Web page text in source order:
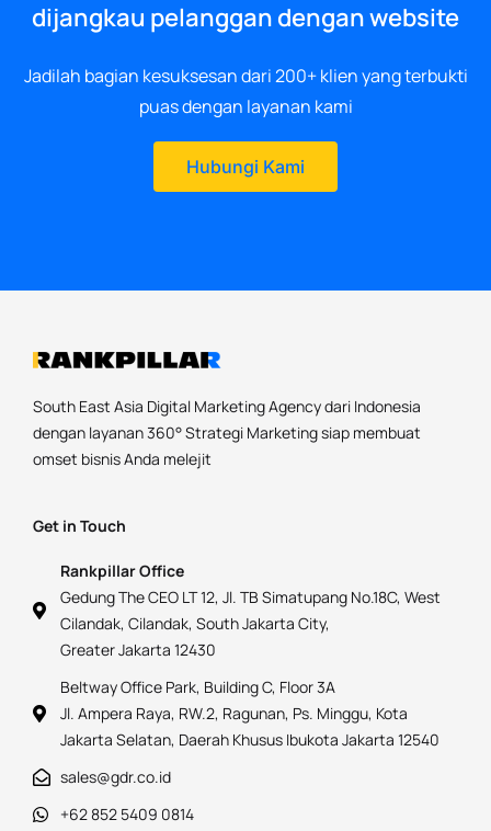
dijangkau pelanggan dengan website
Jadilah bagian kesuksesan dari 200+ klien yang terbukti
puas dengan layanan kami
Hubungi Kami
South East Asia Digital Marketing Agency dari Indonesia
dengan layanan 360° Strategi Marketing siap membuat
omset bisnis Anda melejit
Get in Touch
Rankpillar Office
Gedung The CEO LT 12, Jl. TB Simatupang No.18C, West
Cilandak, Cilandak, South Jakarta City,
Greater Jakarta 12430
Beltway Office Park, Building C, Floor 3A
Jl. Ampera Raya, RW.2, Ragunan, Ps. Minggu, Kota
Jakarta Selatan, Daerah Khusus Ibukota Jakarta 12540
sales@gdr.co.id
+62 852 5409 0814